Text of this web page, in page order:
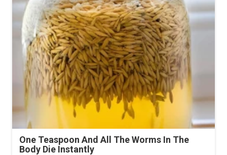
One Teaspoon And All The Worms In The
Body Die Instantly